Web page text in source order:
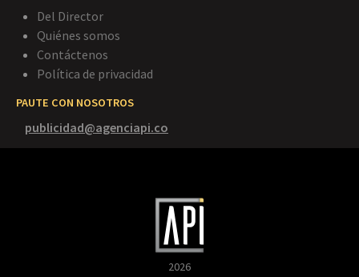
Del Director
Quiénes somos
Contáctenos
Política de privacidad
PAUTE CON NOSOTROS
publicidad@agenciapi.co
2026